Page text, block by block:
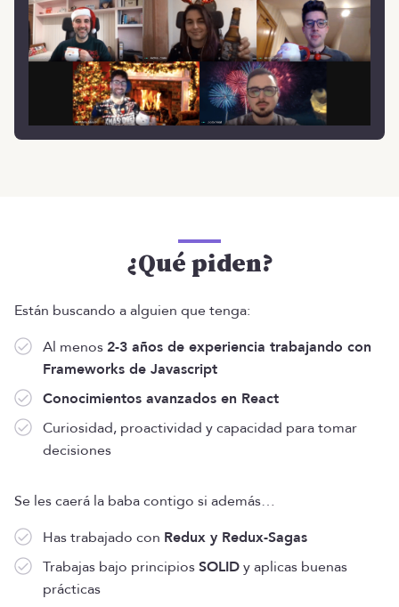
¿Qué piden?
Están buscando a alguien que tenga:
Al menos 2-3 años de experiencia trabajando con
Frameworks de Javascript
Conocimientos avanzados en React
Curiosidad, proactividad y capacidad para tomar
decisiones
Se les caerá la baba contigo si además…
Has trabajado con Redux y Redux-Sagas
Trabajas bajo principiosSOLIDy aplicas buenas
prácticas